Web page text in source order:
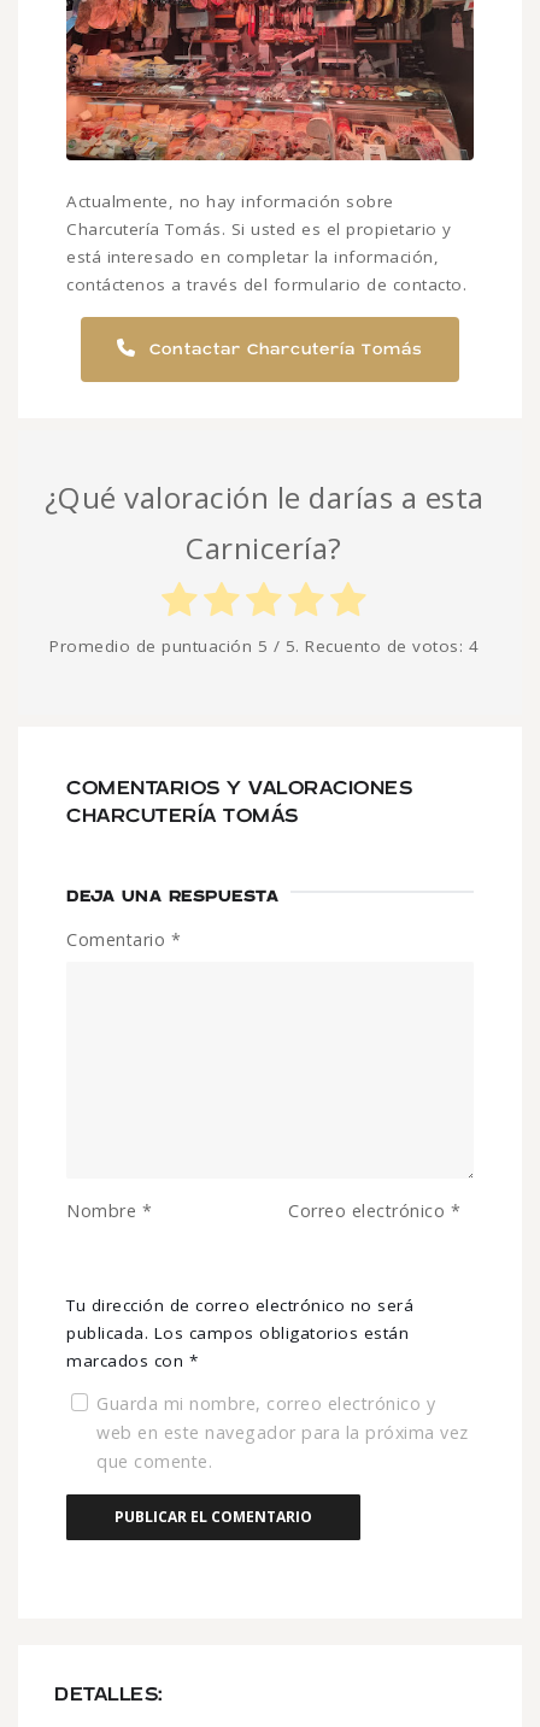
DETALLES:
Actualmente, no hay información sobre
Charcutería Tomás. Si usted es el propietario y
está interesado en completar la información,
contáctenos a través del formulario de contacto.
Contactar Charcutería Tomás
¿Qué valoración le darías a esta
Carnicería?
Promedio de puntuación 5 / 5. Recuento de votos: 4
COMENTARIOS Y VALORACIONES
CHARCUTERÍA TOMÁS
DEJA UNA RESPUESTA
Tu dirección de correo electrónico no será
publicada. Los campos obligatorios están
marcados con *
Comentario *
Nombre * Correo electrónico *
Guarda mi nombre, correo electrónico y
web en este navegador para la próxima vez
que comente.